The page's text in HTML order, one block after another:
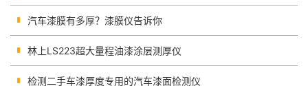
汽车漆膜有多厚？漆膜仪告诉你
林上LS223超大量程油漆涂层测厚仪
检测二手车漆厚度专用的汽车漆面检测仪